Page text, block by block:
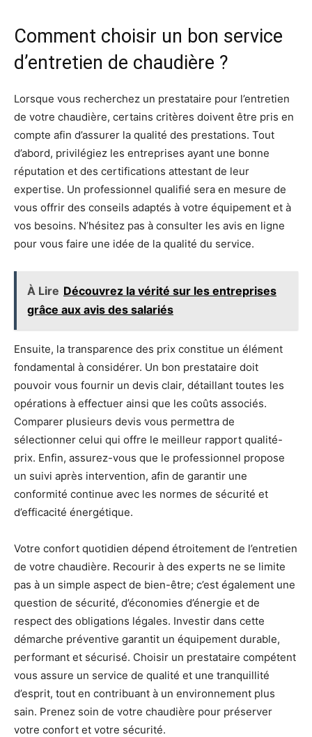
Comment choisir un bon service
d’entretien de chaudière ?
Lorsque vous recherchez un prestataire pour l’entretien
de votre chaudière, certains critères doivent être pris en
compte afin d’assurer la qualité des prestations. Tout
d’abord, privilégiez les entreprises ayant une bonne
réputation et des certifications attestant de leur
expertise. Un professionnel qualifié sera en mesure de
vous offrir des conseils adaptés à votre équipement et à
vos besoins. N’hésitez pas à consulter les avis en ligne
pour vous faire une idée de la qualité du service.
À Lire Découvrez la vérité sur les entreprises
grâce aux avis des salariés
Ensuite, la transparence des prix constitue un élément
fondamental à considérer. Un bon prestataire doit
pouvoir vous fournir un devis clair, détaillant toutes les
opérations à effectuer ainsi que les coûts associés.
Comparer plusieurs devis vous permettra de
sélectionner celui qui offre le meilleur rapport qualité-
prix. Enfin, assurez-vous que le professionnel propose
un suivi après intervention, afin de garantir une
conformité continue avec les normes de sécurité et
d’efficacité énergétique.
Votre confort quotidien dépend étroitement de l’entretien
de votre chaudière. Recourir à des experts ne se limite
pas à un simple aspect de bien-être; c’est également une
question de sécurité, d’économies d’énergie et de
respect des obligations légales. Investir dans cette
démarche préventive garantit un équipement durable,
performant et sécurisé. Choisir un prestataire compétent
vous assure un service de qualité et une tranquillité
d’esprit, tout en contribuant à un environnement plus
sain. Prenez soin de votre chaudière pour préserver
votre confort et votre sécurité.